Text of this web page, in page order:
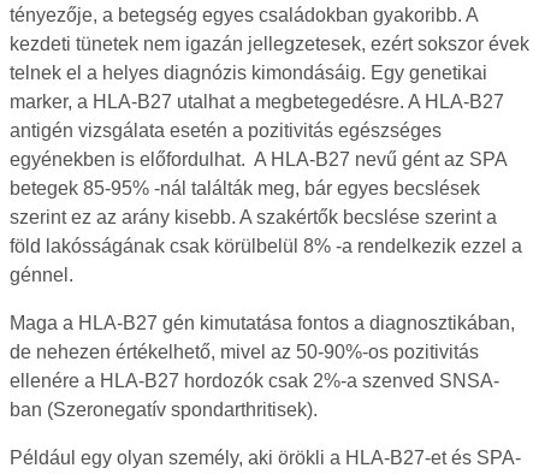
tényezője, a betegség egyes családokban gyakoribb. A
kezdeti tünetek nem igazán jellegzetesek, ezért sokszor évek
telnek el a helyes diagnózis kimondásáig. Egy genetikai
marker, a HLA-B27 utalhat a megbetegedésre. A HLA-B27
antigén vizsgálata esetén a pozitivitás egészséges
egyénekben is előfordulhat. A HLA-B27 nevű gént az SPA
betegek 85-95% -nál találták meg, bár egyes becslések
szerint ez az arány kisebb. A szakértők becslése szerint a
föld lakósságának csak körülbelül 8% -a rendelkezik ezzel a
génnel.
Maga a HLA-B27 gén kimutatása fontos a diagnosztikában,
de nehezen értékelhető, mivel az 50-90%-os pozitivitás
ellenére a HLA-B27 hordozók csak 2%-a szenved SNSA-
ban (Szeronegatív spondarthritisek).
Például egy olyan személy, aki örökli a HLA-B27-et és SPA-